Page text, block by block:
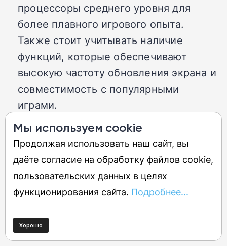
процессоры среднего уровня для
более плавного игрового опыта.
Также стоит учитывать наличие
функций, которые обеспечивают
высокую частоту обновления экрана и
совместимость с популярными
играми.
Флагманский вариант:
флагманского уровня включают в себя
передовые процессоры и
современные графические адаптеры,
позволяющие без труда работать с
самыми требовательными играми,
обладающими высоким разрешением
и детализацией. Имеется
Мы используем cookie
Продолжая использовать наш сайт, вы
даёте согласие на обработку файлов cookie,
пользовательских данных в целях
функционирования сайта. Подробнее...